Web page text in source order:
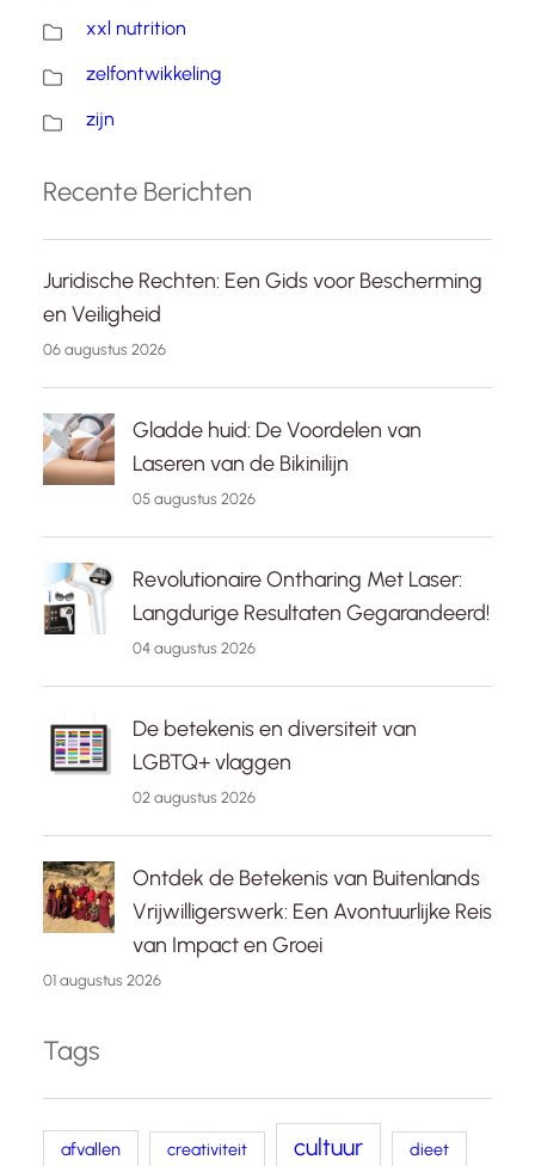
xxl nutrition
zelfontwikkeling
zijn
Recente Berichten
Juridische Rechten: Een Gids voor Bescherming
en Veiligheid
06 augustus 2026
Gladde huid: De Voordelen van
Laseren van de Bikinilijn
05 augustus 2026
Revolutionaire Ontharing Met Laser:
Langdurige Resultaten Gegarandeerd!
04 augustus 2026
De betekenis en diversiteit van
LGBTQ+ vlaggen
02 augustus 2026
Ontdek de Betekenis van Buitenlands
Vrijwilligerswerk: Een Avontuurlijke Reis
van Impact en Groei
01 augustus 2026
Tags
afvallen creativiteit cultuur dieet